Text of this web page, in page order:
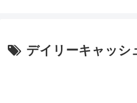
デイリーキャッシ